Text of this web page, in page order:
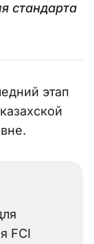
стандарта
этап
FCI